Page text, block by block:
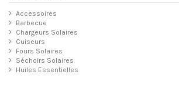
Accessoires
Barbecue
Chargeurs Solaires
Cuiseurs
Fours Solaires
Séchoirs Solaires
Huiles Essentielles